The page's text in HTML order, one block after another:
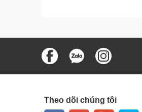
Theo dõi chúng tôi